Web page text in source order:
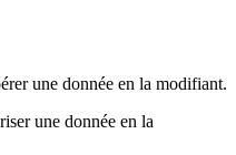
une donnée en la modifiant.
une donnée en la